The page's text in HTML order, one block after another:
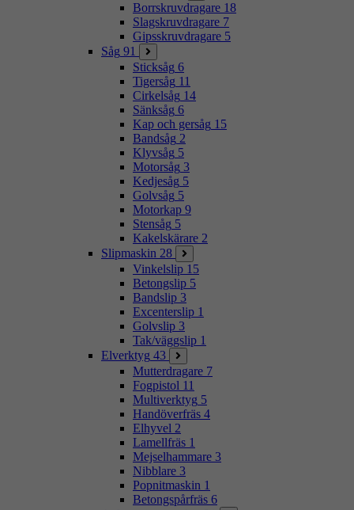
Borrskruvdragare 18
Slagskruvdragare 7
Gipsskruvdragare 5
Såg 91
Sticksåg 6
Tigersåg 11
Cirkelsåg 14
Sänksåg 6
Kap och gersåg 15
Bandsåg 2
Klyvsåg 5
Motorsåg 3
Kedjesåg 5
Golvsåg 5
Motorkap 9
Stensåg 5
Kakelskärare 2
Slipmaskin 28
Vinkelslip 15
Betongslip 5
Bandslip 3
Excenterslip 1
Golvslip 3
Tak/väggslip 1
Elverktyg 43
Mutterdragare 7
Fogpistol 11
Multiverktyg 5
Handöverfräs 4
Elhyvel 2
Lamellfräs 1
Mejselhammare 3
Nibblare 3
Popnitmaskin 1
Betongspårfräs 6